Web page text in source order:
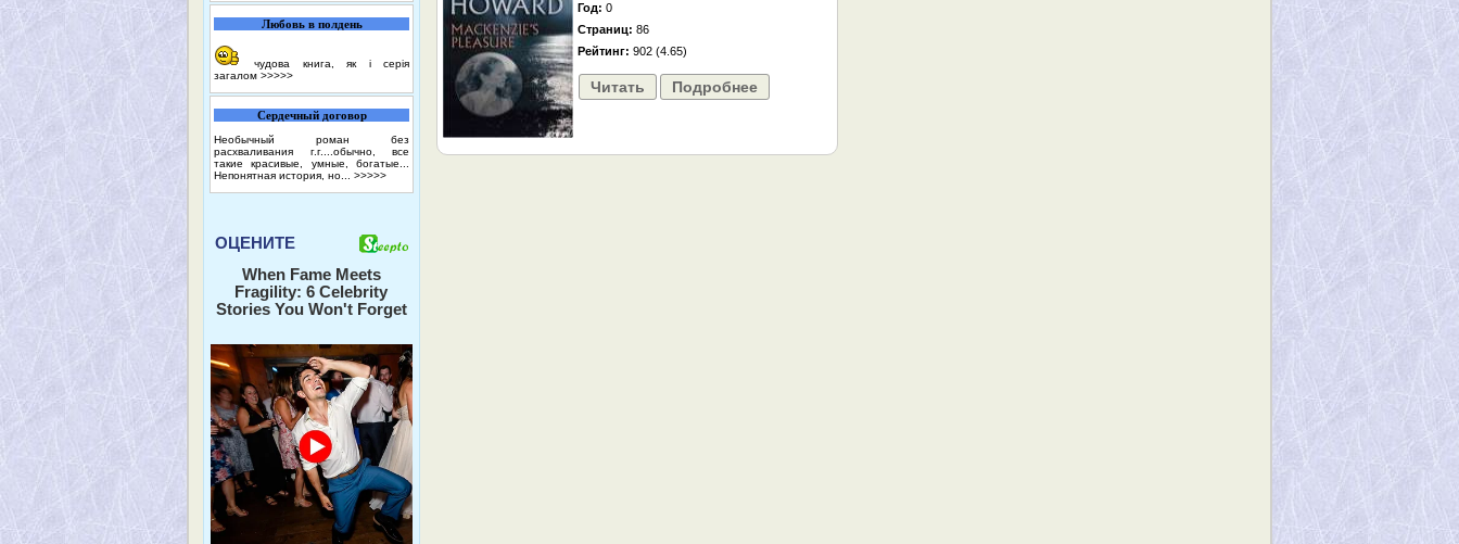
Любовь в полдень
чудова книга, як і серія
загалом >>>>>
Сердечный договор
Необычный роман без
расхваливания г.г....обычно, все
такие красивые, умные, богатые...
Непонятная история, но... >>>>>
ОЦЕНИТЕ
When Fame Meets
Fragility: 6 Celebrity
Stories You Won't Forget
Год: 0
Страниц: 86
Рейтинг: 902 (4.65)
Читать Подробнее